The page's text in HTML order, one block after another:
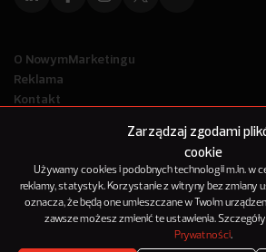
Zarządzaj zgodami
cookie
Używamy cookies i podobnych technologii m.in. w
reklamy, statystyk. Korzystanie z witryny bez zmiany
oznacza, że będą one umieszczane w Twoim
zawsze możesz zmienić te ustawienia.
Prywatności.
O NowymMarketingu
Reklama
Kontakt
© 2012-2025
NowyMarketing jest marką 143Media Sp. z o.o.